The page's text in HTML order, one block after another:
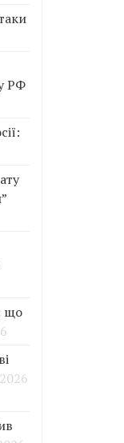
РФ
що